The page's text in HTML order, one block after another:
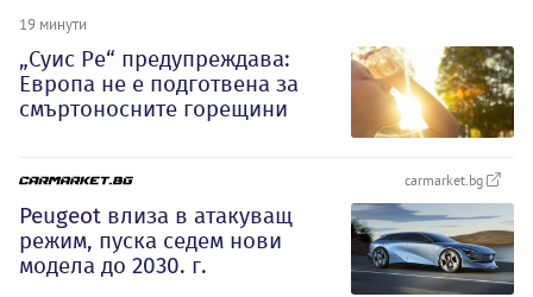
19 минути
„Суис Ре“ предупреждава:
Европа не е подготвена за
смъртоносните горещини
carmarket.bg
Peugeot влиза в атакуващ
режим, пуска седем нови
модела до 2030. г.